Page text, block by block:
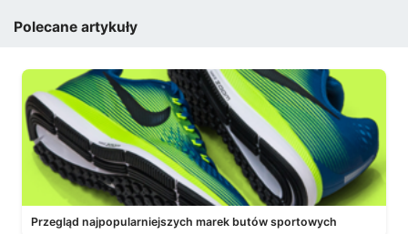
Polecane artykuły
Przegląd najpopularniejszych marek butów sportowych